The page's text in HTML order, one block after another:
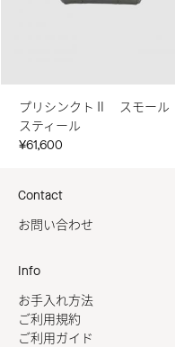
プリシンクトⅡ スモール
スティール
¥61,600
Contact
お問い合わせ
Info
お手入れ方法
ご利用規約
ご利用ガイド